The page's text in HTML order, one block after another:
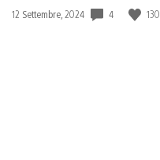
Data
12 Settembre, 2024 4 130